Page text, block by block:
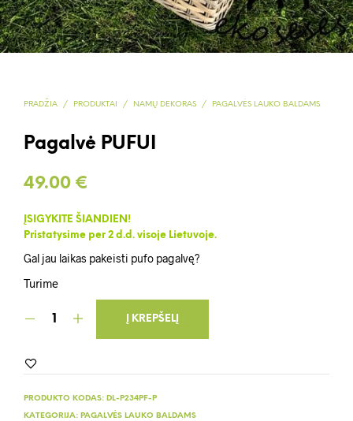
PRADŽIA / PRODUKTAI / NAMŲ DEKORAS / PAGALVĖS LAUKO BALDAMS
Pagalvė PUFUI
49.00 €
ĮSIGYKITE ŠIANDIEN!
Pristatysime per 2 d.d. visoje Lietuvoje.
Gal jau laikas pakeisti pufo pagalvę?
Turime
Į KREPŠELĮ
PRODUKTO KODAS: DL-P234PF-P
KATEGORIJA: PAGALVĖS LAUKO BALDAMS